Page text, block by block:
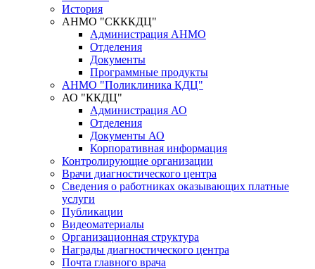
История
АНМО "СКККДЦ"
Администрация АНМО
Отделения
Документы
Программные продукты
АНМО "Поликлиника КДЦ"
АО "ККДЦ"
Администрация АО
Отделения
Документы АО
Корпоративная информация
Контролирующие организации
Врачи диагностического центра
Сведения о работниках оказывающих платные
услуги
Публикации
Видеоматериалы
Организационная структура
Награды диагностического центра
Почта главного врача